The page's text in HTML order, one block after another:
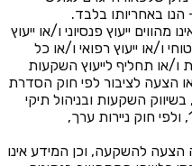
באחריותו בלבד.
ייעוץ פנסיוני ו/או ייעוץ
ו/או ייעוץ רפואי ו/או כל
ו/או תחליף לייעוץ השקעות
הצעה לציבור לפי חוק הסדרת
השקעות ובניהול תיקי
השקעות, תשנ"ה-1995, ולפי חוק ניירות ערך,
הצעה להשקעה, וכן המידע אינו